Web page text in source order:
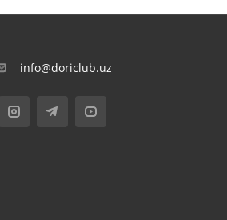
info@doriclub.uz